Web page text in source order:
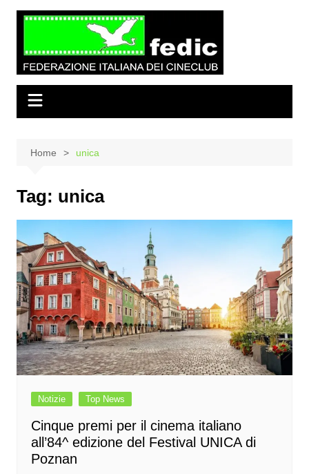
Salta
Home unica
Tag: unica
Notizie Top News
Cinque premi per il cinema italiano
all’84^ edizione del Festival UNICA di
Poznan